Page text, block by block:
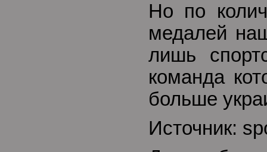
Но по
медалей
лишь
команда
больше
Источник: